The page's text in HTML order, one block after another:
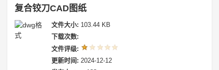
我要上传
复合铰刀CAD图纸
文件大小: 103.44 KB
下载次数:
文件评级:
更新时间: 2024-12-12